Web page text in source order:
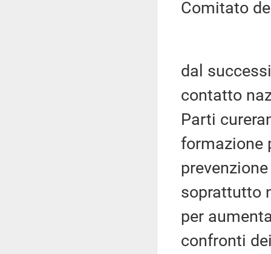
Comitato
dal
contatto
Parti
formazione
soprattutto
per
confronti